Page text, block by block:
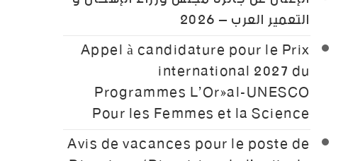
التعمير العرب – 2026
Appel à candidature pour le Prix
international 2027 du
Programmes L’Oréal-UNESCO
Pour les Femmes et la Science
Avis de vacances pour le poste de